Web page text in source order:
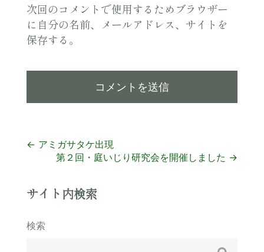
次回のコメントで使用するためブラウザー
に自分の名前、メールアドレス、サイトを
保存する。
投
ナ
ゲ
← アミガサタケ出現
第２回・庭いじり研究会を開催しました →
サイト内検索
検索